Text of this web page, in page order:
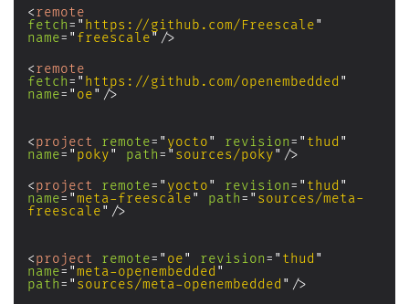
<remote
fetch= " https://github.com/Freescale"
name= " freescale" />
<remote
fetch= " https://github.com/openembedded "
name= " oe" />
<project remote= " yocto" revision= " thud "
name= " poky" path= " sources/poky" />
<project remote= " yocto" revision= " thud "
name= "meta-freescale" path= " sources/meta-
freescale" />
<project remote= " oe" revision= " thud "
name= "meta-openembedded "
path= " sources/meta-openembedded " />